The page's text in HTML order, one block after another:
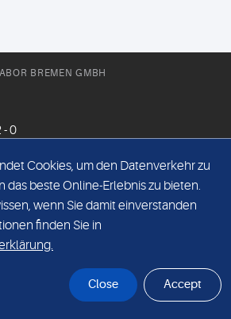
BREMEN GMBH
- 0
Cookies, um den Datenverkehr zu
das beste Online-Erlebnis zu bieten.
wenn Sie damit einverstanden
finden Sie in
Close Accept